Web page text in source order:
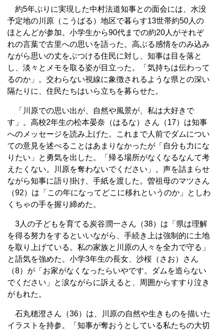
約5年ぶりに実現した中村法道知事との面会には、水没
予定地の川原（こうばる）地区で暮らす13世帯約50人の
ほとんどが参加。小学生から90代までの約20人がそれぞ
れの言葉で古里への思いを語った。高ぶる感情をのみ込み
ながら思いの丈をぶつける住民に対し、知事は目を落と
し、淡々とメモを取る姿が目立った。「気持ちは伝わって
るのか」。交わらない視線に象徴されるような県との深い
隔たりに、住民たちはいら立ちを募らせた。
「川原での思い出が、自然や風景が、私は大好きで
す」。高校2年生の松本晏奈（はるな）さん（17）は知事
へのメッセージを読み上げた。これまで人前でダムについ
ての意見を述べることはあまりなかったが「自分も力にな
りたい」と勇気を出した。「帰る場所がなくなるなんて考
えたくない。川原を奪わないでください」。声を詰まらせ
ながら知事に語り掛け、手紙を渡した。曽祖母のマツさん
（92）は「この年になってどこに移れというのか」としわ
くちゃの手を握り締めた。
3人の子どもを育てる炭谷潤一さん（38）は「県は理解
を得る努力をするといいながら、手続き上は強制的に土地
を取り上げている。私の家族と川原の人々を全力で守る」
と語気を強めた。小学3年生の長女、沙桜（さお）さん
（8）が「お家がなくなったらいやです。ダムを造らない
でください」と涙ながらに訴えると、周囲からすすり泣き
がもれた。
石丸穂澄さん（36）は、川原の自然や生きものを描いた
イラストを持参。「知事が奪おうとしている私たちの大切